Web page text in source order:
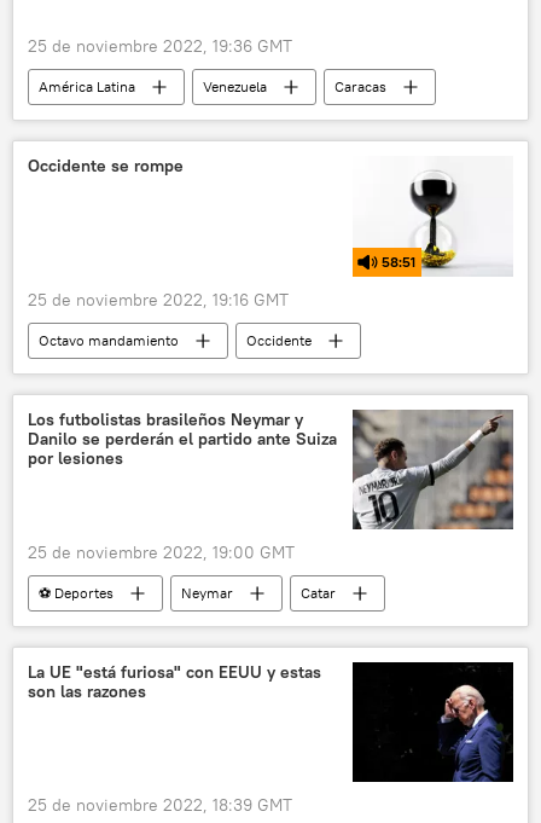
25 de noviembre 2022, 19:36 GMT
América Latina Venezuela
Caracas
comercio
📈 Mercados y finanzas
Black Friday
Occidente se rompe
58:51
25 de noviembre 2022, 19:16 GMT
Octavo mandamiento
Occidente
Polonia
Ucrania
Turquía
Siria
Xiomara Castro
estado de emergencia
Los futbolistas brasileños Neymar y
Danilo se perderán el partido ante Suiza
por lesiones
25 de noviembre 2022, 19:00 GMT
⚽ Deportes Neymar
Catar
Suiza
Brasil
Mundial de Fútbol 2022 en Catar
La UE "está furiosa" con EEUU y estas
son las razones
25 de noviembre 2022, 18:39 GMT